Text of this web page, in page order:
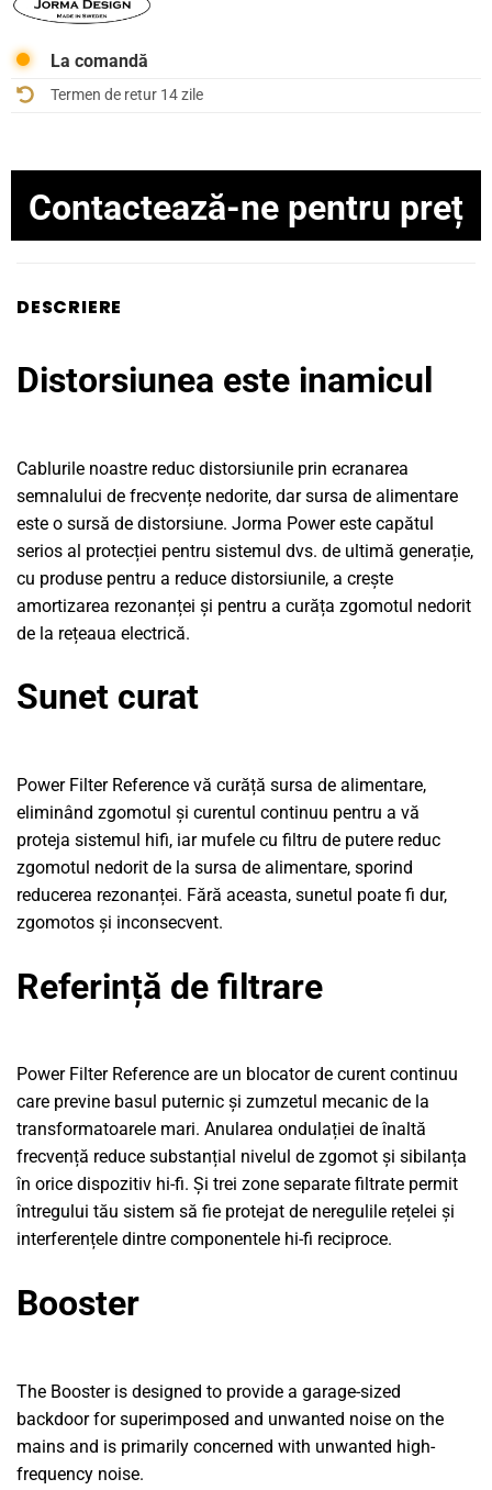
La comandă
Termen de retur 14 zile
Contactează-ne pentru preț
DESCRIERE
Distorsiunea este inamicul
Cablurile noastre reduc distorsiunile prin ecranarea
semnalului de frecvențe nedorite, dar sursa de alimentare
este o sursă de distorsiune. Jorma Power este capătul
serios al protecției pentru sistemul dvs. de ultimă generație,
cu produse pentru a reduce distorsiunile, a crește
amortizarea rezonanței și pentru a curăța zgomotul nedorit
de la rețeaua electrică.
Sunet curat
Power Filter Reference vă curăță sursa de alimentare,
eliminând zgomotul și curentul continuu pentru a vă
proteja sistemul hifi, iar mufele cu filtru de putere reduc
zgomotul nedorit de la sursa de alimentare, sporind
reducerea rezonanței. Fără aceasta, sunetul poate fi dur,
zgomotos și inconsecvent.
Referință de filtrare
Power Filter Reference are un blocator de curent continuu
care previne basul puternic și zumzetul mecanic de la
transformatoarele mari. Anularea ondulației de înaltă
frecvență reduce substanțial nivelul de zgomot și sibilanța
în orice dispozitiv hi-fi. Și trei zone separate filtrate permit
întregului tău sistem să fie protejat de neregulile rețelei și
interferențele dintre componentele hi-fi reciproce.
Booster
The Booster is designed to provide a garage-sized
backdoor for superimposed and unwanted noise on the
mains and is primarily concerned with unwanted high-
frequency noise.